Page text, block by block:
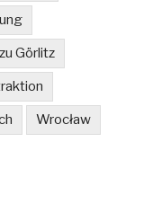
Görlitz
Wrocław